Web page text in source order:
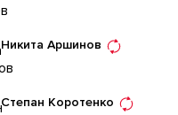
Никита Аршинов
Степан Коротенко